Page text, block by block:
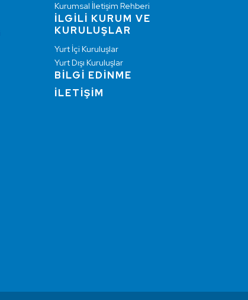
Kurumsal İletişim Rehberi
İLGİLİ KURUM VE
KURULUŞLAR
Yurt İçi Kuruluşlar
Yurt Dışı Kuruluşlar
BİLGİ EDİNME
İLETİŞİM